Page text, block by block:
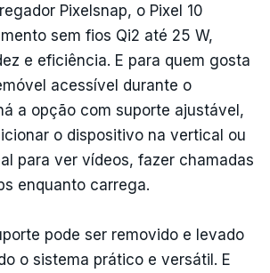
Pixelsnap, o Pixel 10
sem fios Qi2 até 25 W,
e eficiência. E para quem gosta
acessível durante o
a opção com suporte ajustável,
o dispositivo na vertical ou
para ver vídeos, fazer chamadas
enquanto carrega.
pode ser removido e levado
o sistema prático e versátil. E